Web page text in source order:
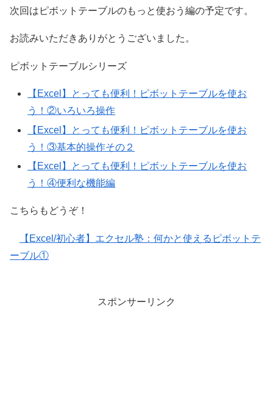
次回はピボットテーブルのもっと使おう編の予定です。
お読みいただきありがとうございました。
ピボットテーブルシリーズ
【Excel】とっても便利！ピボットテーブルを使お
う！②いろいろ操作
【Excel】とっても便利！ピボットテーブルを使お
う！③基本的操作その２
【Excel】とっても便利！ピボットテーブルを使お
う！④便利な機能編
こちらもどうぞ！
【Excel/初心者】エクセル塾：何かと使えるピボットテ
ーブル①
スポンサーリンク